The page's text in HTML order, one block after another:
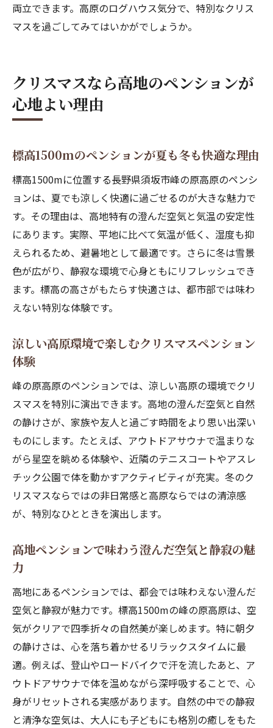
両立できます。高原のログハウス気分で、特別なクリス
マスを過ごしてみてはいかがでしょうか。
クリスマスなら高地のペンションが
心地よい理由
標高1500mのペンションが夏も冬も快適な理由
標高1500mに位置する長野県須坂市峰の原高原のペンシ
ョンは、夏でも涼しく快適に過ごせるのが大きな魅力で
す。その理由は、高地特有の澄んだ空気と気温の安定性
にあります。実際、平地に比べて気温が低く、湿度も抑
えられるため、避暑地として最適です。さらに冬は雪景
色が広がり、静寂な環境で心身ともにリフレッシュでき
ます。標高の高さがもたらす快適さは、都市部では味わ
えない特別な体験です。
涼しい高原環境で楽しむクリスマスペンション
体験
峰の原高原のペンションでは、涼しい高原の環境でクリ
スマスを特別に演出できます。高地の澄んだ空気と自然
の静けさが、家族や友人と過ごす時間をより思い出深い
ものにします。たとえば、アウトドアサウナで温まりな
がら星空を眺める体験や、近隣のテニスコートやアスレ
チック公園で体を動かすアクティビティが充実。冬のク
リスマスならではの非日常感と高原ならではの清涼感
が、特別なひとときを演出します。
高地ペンションで味わう澄んだ空気と静寂の魅
力
高地にあるペンションでは、都会では味わえない澄んだ
空気と静寂が魅力です。標高1500mの峰の原高原は、空
気がクリアで四季折々の自然美が楽しめます。特に朝夕
の静けさは、心を落ち着かせるリラックスタイムに最
適。例えば、登山やロードバイクで汗を流したあと、ア
ウトドアサウナで体を温めながら深呼吸することで、心
身がリセットされる実感があります。自然の中での静寂
と清浄な空気は、大人にも子どもにも格別の癒しをもた